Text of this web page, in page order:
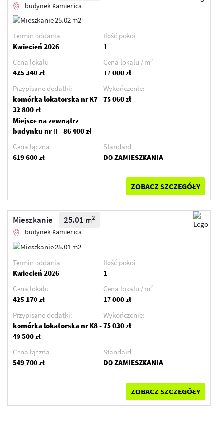
budynek Kamienica
Termin oddania
Kwiecień 2026
Ilość pokoi
1
Cena lokalu
425 340 zł
Cena lokalu / m2
17 000 zł
Przypisane dodatki:
komórka lokatorska nr K7 -
32 800 zł
Miejsce na zewnątrz
budynku nr II - 86 400 zł
Wykończenie:
75 060 zł
Cena łączna
619 600 zł
Standard
DO ZAMIESZKANIA
ZOBACZ SZCZEGÓŁY
Mieszkanie 25.01 m2
budynek Kamienica
Termin oddania
Kwiecień 2026
Ilość pokoi
1
Cena lokalu
425 170 zł
Cena lokalu / m2
17 000 zł
Przypisane dodatki:
komórka lokatorska nr K8 -
49 500 zł
Wykończenie:
75 030 zł
Cena łączna
549 700 zł
Standard
DO ZAMIESZKANIA
ZOBACZ SZCZEGÓŁY